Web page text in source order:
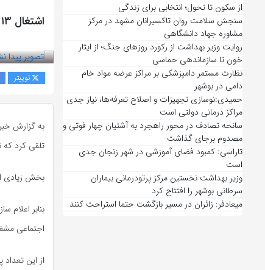
از سکون تا تحول؛ انتخابی برای زندگی
سنجش سلامت روان تاکسیرانان مشهد در مرکز
مشاوره جهاد دانشگاهی
روایت وزیر بهداشت از رکورد روزهای جنگ؛ از ایثار
خون تا سازماندهی حماسی
نظارت مستمر دامپزشکی بر مراکز عرضه مواد خام
دامی در بوشهر
حمیدی:نوسازی تجهیزات و اصلاح تعرفه‌ها، نیاز جدی
مراکز درمانی دولتی است
سانحه تصادف در محور راهجرد به آشتیان چهار فوتی و
مصدوم برجای گذاشت
تاراسی: کمبود فضای آموزشی در شهر زنجان جدی
است
وزیر بهداشت نخستین مرکز پرتودرمانی بیماران
سرطانی بوشهر را افتتاح کرد
میعادفر: زائران در مسیر بازگشت حتما استراحت کنند
اشتغال ۱۳ هزار و ۷۲۰ پرستار در بیمارستان های تامین اجتماعی
توییتر
به گزارش
تلقی کرد که
بخش زیادی
اجتماعی
از این تعداد پرستار